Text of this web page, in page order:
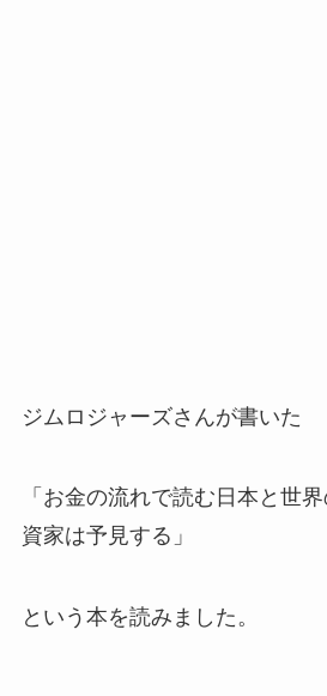
ジムロジャーズさんが書いた
「お金の流れで読む日本と世
資家は予見する」
という本を読みました。